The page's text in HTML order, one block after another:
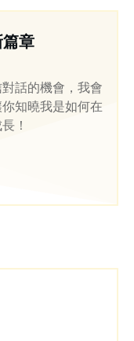
章
話的機會，我會
知曉我是如何在
！